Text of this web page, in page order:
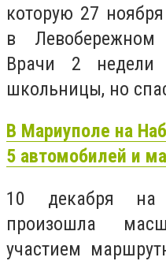
которую 27
в
Врачи 2 недели
школьницы, но
В Мариуполе на
5 автомобилей и
10 декабря на
произошла
участием